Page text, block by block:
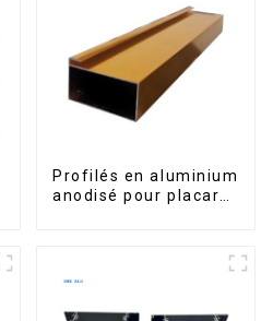
Profilés en aluminium
anodisé pour placard,